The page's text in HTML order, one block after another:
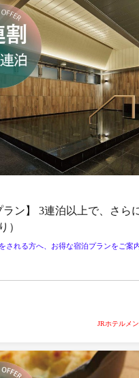
ラン】 3連泊以上で、さら
）
される方へ、お得な宿泊プランをご案
JRホテルメ